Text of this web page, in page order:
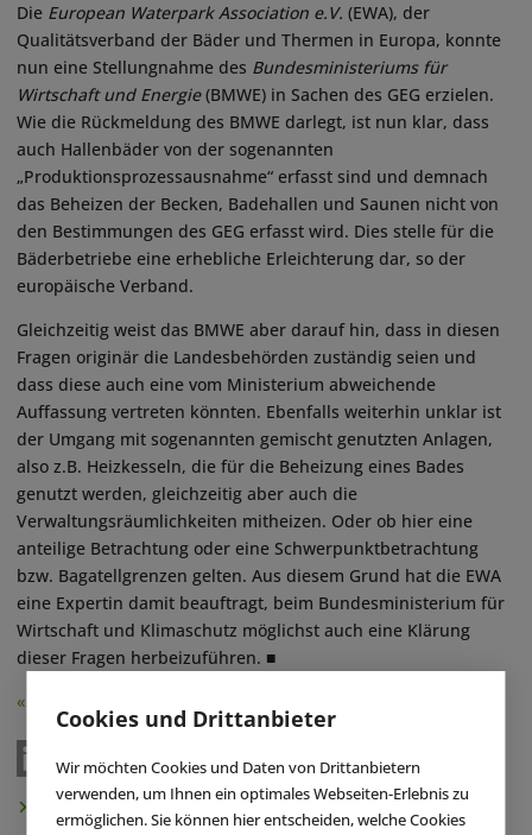
Cookies und Drittanbieter
Wir möchten Cookies und Daten von Drittanbietern
verwenden, um Ihnen ein optimales Webseiten-Erlebnis zu
ermöglichen. Sie können hier entscheiden, welche Cookies
Die European Waterpark Association e.V. (EWA), der
Qualitätsverband der Bäder und Thermen in Europa, konnte
nun eine Stellungnahme des Bundesministeriums für
Wirtschaft und Energie(BMWE) in Sachen des GEG erzielen.
Wie die Rückmeldung des BMWE darlegt, ist nun klar, dass
auch Hallenbäder von der sogenannten
„Produktionsprozessausnahme“ erfasst sind und demnach
das Beheizen der Becken, Badehallen und Saunen nicht von
den Bestimmungen des GEG erfasst wird. Dies stelle für die
Bäderbetriebe eine erhebliche Erleichterung dar, so der
europäische Verband.
Gleichzeitig weist das BMWE aber darauf hin, dass in diesen
Fragen originär die Landesbehörden zuständig seien und
dass diese auch eine vom Ministerium abweichende
Auffassung vertreten könnten. Ebenfalls weiterhin unklar ist
der Umgang mit sogenannten gemischt genutzten Anlagen,
also z.B. Heizkesseln, die für die Beheizung eines Bades
genutzt werden, gleichzeitig aber auch die
Verwaltungsräumlichkeiten mitheizen. Oder ob hier eine
anteilige Betrachtung oder eine Schwerpunktbetrachtung
bzw. Bagatellgrenzen gelten. Aus diesem Grund hat die EWA
eine Expertin damit beauftragt, beim Bundesministerium für
Wirtschaft und Klimaschutz möglichst auch eine Klärung
dieser Fragen herbeizuführen. ■
« Zurück
Newsletter abonnieren